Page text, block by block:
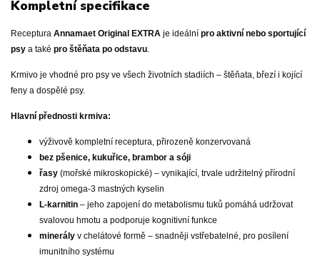
Kompletní specifikace
Receptura Annamaet Original EXTRA je ideální pro aktivní nebo sportující
psy a také pro štěňata po odstavu.
Krmivo je vhodné pro psy ve všech životních stadiích – štěňata, březí i kojící
feny a dospělé psy.
Hlavní přednosti krmiva:
výživově kompletní receptura, přirozeně konzervovaná
bez pšenice, kukuřice, brambor a sóji
řasy (mořské mikroskopické) – vynikající, trvale udržitelný přírodní
zdroj omega-3 mastných kyselin
L-karnitin – jeho zapojení do metabolismu tuků pomáhá udržovat
svalovou hmotu a podporuje kognitivní funkce
minerály v chelátové formě – snadněji vstřebatelné, pro posílení
imunitního systému